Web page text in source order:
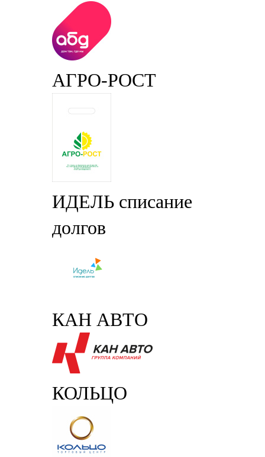
АГРО-РОСТ
ИДЕЛЬ списание
долгов
КАН АВТО
КОЛЬЦО